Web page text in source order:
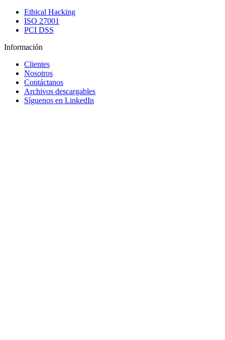
Ethical Hacking
ISO 27001
PCI DSS
Información
Clientes
Nosotros
Contáctanos
Archivos descargables
Síguenos en LinkedIn